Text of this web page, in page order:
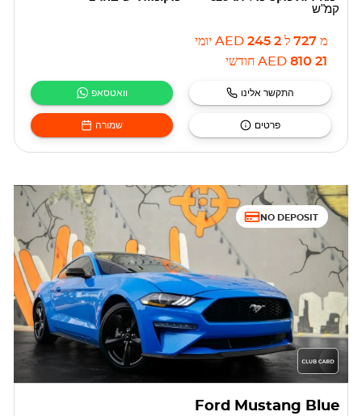
קמ"ש
מ 727 ל 2 245
AED יומי
21 810
AED חודשי
וואטסאפ התקשר אלינו
שמורה פרטים
NO DEPOSIT
Ford Mustang Blue